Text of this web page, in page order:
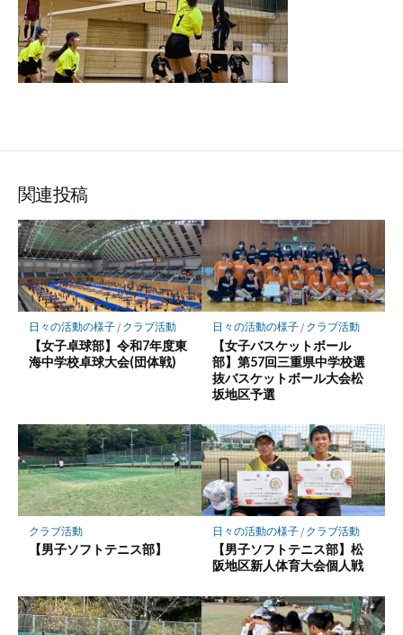
関連投稿
日々の活動の様子/ クラブ活動
【女子卓球部】令和7年度東
海中学校卓球大会(団体戦)
日々の活動の様子/ クラブ活動
【女子バスケットボール
部】第57回三重県中学校選
抜バスケットボール大会松
坂地区予選
クラブ活動
【男子ソフトテニス部】
日々の活動の様子/ クラブ活動
【男子ソフトテニス部】松
阪地区新人体育大会個人戦